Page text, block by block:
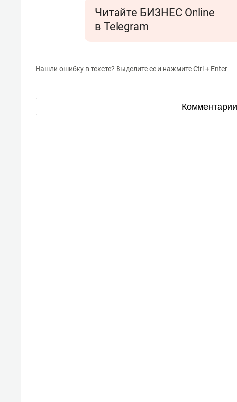
Читайте БИЗНЕС Online
в Telegram
Нашли ошибку в тексте? Выделите ее и нажмите Ctrl + Enter
Комментарии